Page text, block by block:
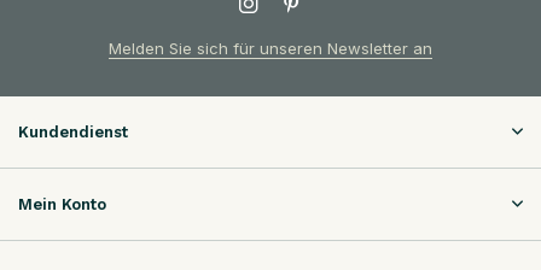
Melden Sie sich für unseren Newsletter an
Kundendienst
Mein Konto